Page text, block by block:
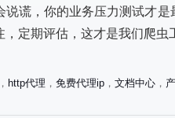
说谎，你的业务压力测试才
定期评估，这才是我们爬虫
， http代理 ， 免费代理ip ， 文档中心 ，
排行榜 5：专业测